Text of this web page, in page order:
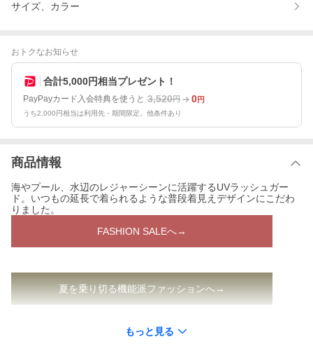
サイズ、カラー
おトクなお知らせ
合計5,000円相当プレゼント！
PayPayカード入会特典を使うと 3,520円 0円
うち2,000円相当は利用先・期間限定。他条件あり
商品情報
海やプール、水辺のレジャーシーンに活躍するUVラッシュガー
ド。いつもの延長で着られるような普段着見えデザインにこだわ
りました。
FASHION SALEへ→
夏を乗り切る機能派ファッションへ→
もっと見る